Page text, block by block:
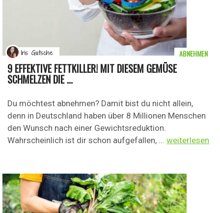
9 EFFEKTIVE FETTKILLER! MIT DIESEM GEMÜSE
SCHMELZEN DIE ...
Du möchtest abnehmen? Damit bist du nicht allein,
denn in Deutschland haben über 8 Millionen Menschen
den Wunsch nach einer Gewichtsreduktion.
Wahrscheinlich ist dir schon aufgefallen, ... weiterlesen
ABNEHMEN
Iris Gutsche